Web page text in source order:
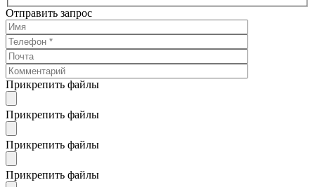
Отправить запрос
Прикрепить файлы
Прикрепить файлы
Прикрепить файлы
Прикрепить файлы